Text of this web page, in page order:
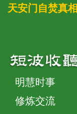
天安门自焚真相
明慧时事
修炼交流